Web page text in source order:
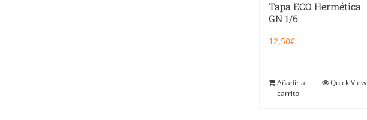
Tapa ECO Hermética
GN 1/6
12,50€
Añadir al
carrito
Quick View